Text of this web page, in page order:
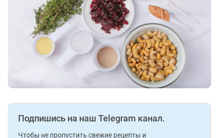
Подпишись на наш Telegram канал.
Чтобы не пропустить свежие рецепты и